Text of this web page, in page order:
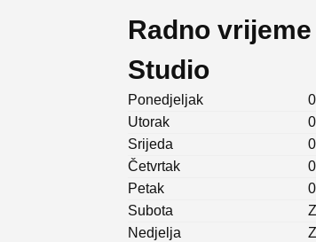
Radno
Studio
Ponedjeljak
Utorak
Srijeda
Četvrtak
Petak
Subota
Nedjelja